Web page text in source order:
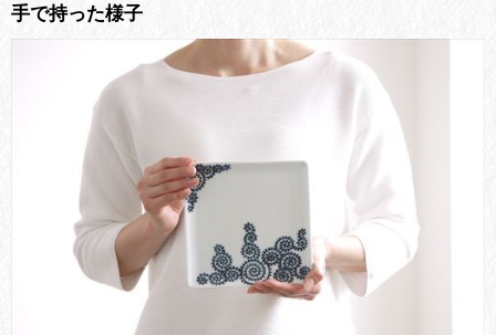
手で持った様子